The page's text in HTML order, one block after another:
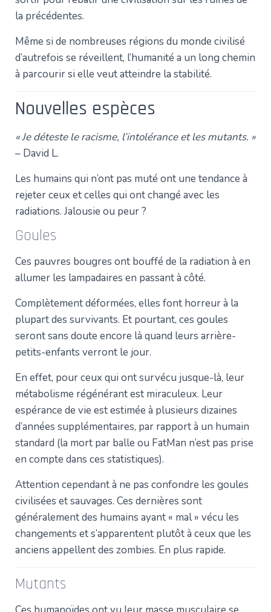
la précédentes.
Même si de nombreuses régions du monde civilisé
d’autrefois se réveillent, l’humanité a un long chemin
à parcourir si elle veut atteindre la stabilité.
Nouvelles espèces
« Je déteste le racisme, l’intolérance et les mutants. »
– David L.
Les humains qui n’ont pas muté ont une tendance à
rejeter ceux et celles qui ont changé avec les
radiations. Jalousie ou peur ?
Goules
Ces pauvres bougres ont bouffé de la radiation à en
allumer les lampadaires en passant à côté.
Complètement déformées, elles font horreur à la
plupart des survivants. Et pourtant, ces goules
seront sans doute encore là quand leurs arrière-
petits-enfants verront le jour.
En effet, pour ceux qui ont survécu jusque-là, leur
métabolisme régénérant est miraculeux. Leur
espérance de vie est estimée à plusieurs dizaines
d’années supplémentaires, par rapport à un humain
standard (la mort par balle ou FatMan n’est pas prise
en compte dans ces statistiques).
Attention cependant à ne pas confondre les goules
civilisées et sauvages. Ces dernières sont
généralement des humains ayant « mal » vécu les
changements et s’apparentent plutôt à ceux que les
anciens appellent des zombies. En plus rapide.
Mutants